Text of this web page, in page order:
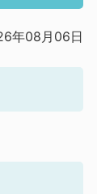
年08月06日